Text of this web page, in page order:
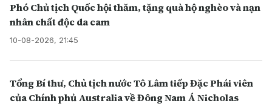
Phó Chủ tịch Quốc hội thăm, tặng quà hộ nghèo và nạn
nhân chất độc da cam
10-08-2026, 21:45
Tổng Bí thư, Chủ tịch nước Tô Lâm tiếp Đặc Phái viên
của Chính phủ Australia về Đông Nam Á Nicholas